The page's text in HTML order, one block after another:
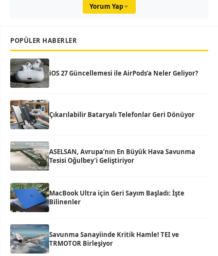
Yorum Yap
POPÜLER HABERLER
iOS 27 Güncellemesi ile AirPods’a Neler Geliyor?
Çıkarılabilir Bataryalı Telefonlar Geri Dönüyor
ASELSAN, Avrupa’nın En Büyük Hava Savunma
Tesisi Oğulbey’i Geliştiriyor
MacBook Ultra için Geri Sayım Başladı: İşte
Bilinenler
Savunma Sanayiinde Kritik Hamle! TEI ve
TRMOTOR Birleşiyor